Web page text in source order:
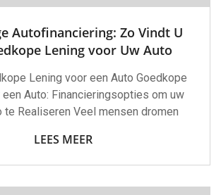
Autofinanciering: Zo Vindt U
Lening voor Uw Auto
Lening voor een Auto Goedkope
Auto: Financieringsopties om uw
te Realiseren Veel mensen dromen
LEES MEER